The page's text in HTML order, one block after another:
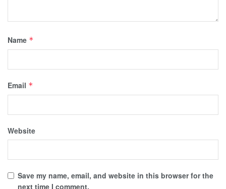
Name *
Email *
Website
Save my name, email, and website in this browser for the
next time I comment.